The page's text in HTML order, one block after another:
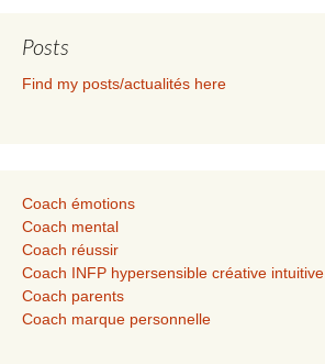
Posts
Find my posts/actualités here
Coach émotions
Coach mental
Coach réussir
Coach INFP hypersensible créative intuitive
Coach parents
Coach marque personnelle